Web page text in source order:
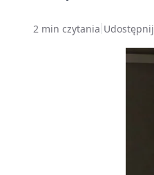
2 min czytania Udostępnij